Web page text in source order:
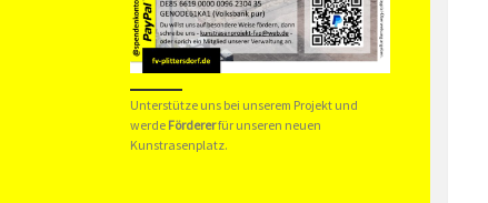
Unterstütze uns bei unserem Projekt und
werde Fördererfür unseren neuen
Kunstrasenplatz.